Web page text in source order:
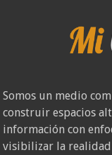
Somos un medio
construir espacios
información con
visibilizar la realidad